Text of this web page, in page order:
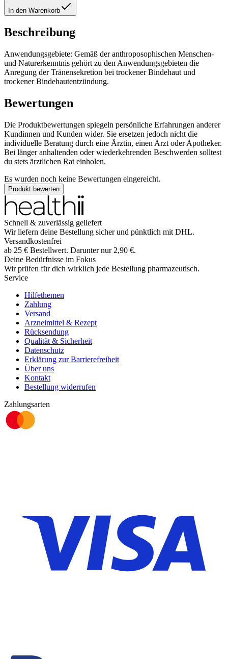
In den Warenkorb
Beschreibung
Anwendungsgebiete: Gemäß der anthroposophischen Menschen-
und Naturerkenntnis gehört zu den Anwendungsgebieten die
Anregung der Tränensekretion bei trockener Bindehaut und
trockener Bindehautentzündung.
Bewertungen
Die Produktbewertungen spiegeln persönliche Erfahrungen anderer
Kundinnen und Kunden wider. Sie ersetzen jedoch nicht die
individuelle Beratung durch eine Ärztin, einen Arzt oder Apotheker.
Bei länger anhaltenden oder wiederkehrenden Beschwerden solltest
du stets ärztlichen Rat einholen.
Es wurden noch keine Bewertungen eingereicht.
Produkt bewerten
Schnell & zuverlässig geliefert
Wir liefern deine Bestellung sicher und pünktlich mit DHL.
Versandkostenfrei
ab 25 € Bestellwert. Darunter nur 2,90 €.
Deine Bedürfnisse im Fokus
Wir prüfen für dich wirklich jede Bestellung pharmazeutisch.
Service
Hilfethemen
Zahlung
Versand
Arzneimittel & Rezept
Rücksendung
Qualität & Sicherheit
Datenschutz
Erklärung zur Barrierefreiheit
Über uns
Kontakt
Bestellung widerrufen
Zahlungsarten